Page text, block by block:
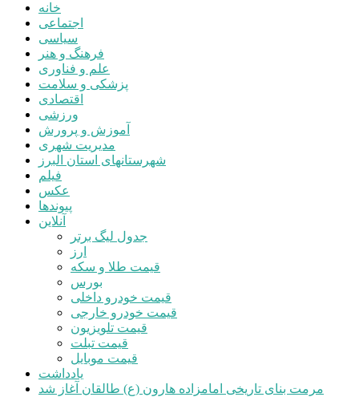
خانه
اجتماعی
سیاسی
فرهنگ و هنر
علم و فناوری
پزشکی و سلامت
اقتصادی
ورزشی
آموزش و پرورش
مدیریت شهری
شهرستانهای استان البرز
فیلم
عکس
پیوندها
آنلاین
جدول لیگ برتر
ارز
قیمت طلا و سکه
بورس
قیمت خودرو داخلی
قیمت خودرو خارجی
قیمت تلویزیون
قیمت تبلت
قیمت موبایل
یادداشت
مرمت بنای تاریخی امامزاده هارون (ع) طالقان آغاز شد